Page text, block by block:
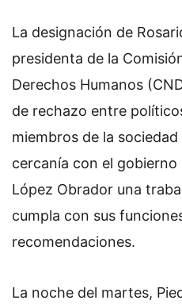
w
n
X
La designación de
presidenta de la
Derechos Humanos
de rechazo entre
miembros de la
cercanía con el gobierno
López Obrador una
cumpla con sus
recomendaciones.
La noche del martes,